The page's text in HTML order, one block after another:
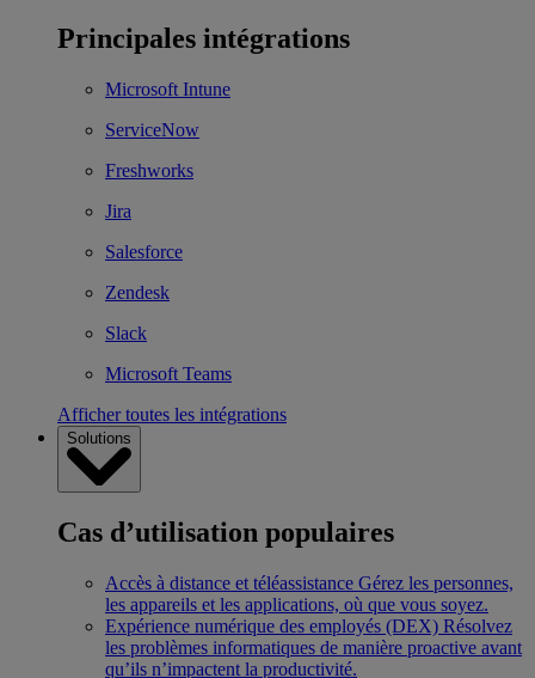
Principales intégrations
Microsoft Intune
ServiceNow
Freshworks
Jira
Salesforce
Zendesk
Slack
Microsoft Teams
Afficher toutes les intégrations
Solutions
Cas d’utilisation populaires
Accès à distance et téléassistance Gérez les personnes,
les appareils et les applications, où que vous soyez.
Expérience numérique des employés (DEX) Résolvez
les problèmes informatiques de manière proactive avant
qu’ils n’impactent la productivité.